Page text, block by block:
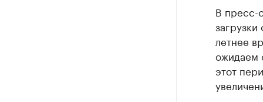
В пресс-
летнее
ожидаем
этот